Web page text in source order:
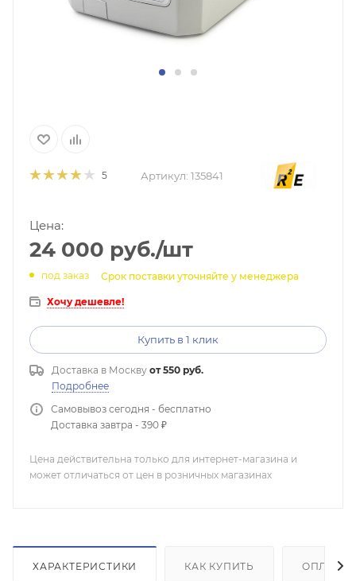
5 Артикул: 135841
Цена:
24 000 руб./шт
под заказ Срок поставки уточняйте у менеджера
Хочу дешевле!
Купить в 1 клик
Доставка в Москву от 550 руб.
Подробнее
Самовывоз сегодня - бесплатно
Доставка завтра - 390 ₽
Цена действительна только для интернет-магазина и
может отличаться от цен в розничных магазинах
ХАРАКТЕРИСТИКИ КАК КУПИТЬ ОПЛАТА